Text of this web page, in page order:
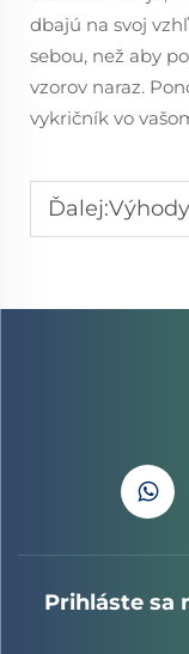
dbajú na svoj
sebou, než aby
vzorov naraz.
vykričník vo
Ďalej:Výhody
Prihláste sa